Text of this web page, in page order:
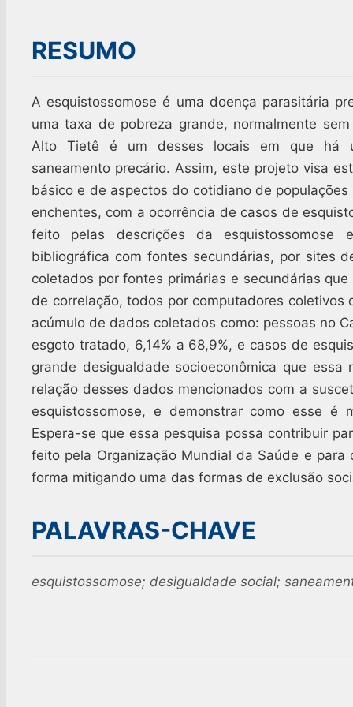
RESUMO
A esquistossomose é uma doença parasitária
uma taxa de pobreza grande, normalmente
Alto Tietê é um desses locais em que há
saneamento precário. Assim, este projeto visa
básico e de aspectos do cotidiano de
enchentes, com a ocorrência de casos de
feito pelas descrições da
bibliográfica com fontes secundárias, por sites
coletados por fontes primárias e secundárias
de correlação, todos por computadores coletivos
acúmulo de dados coletados como: pessoas no
esgoto tratado, 6,14% a 68,9%, e casos de
grande desigualdade socioeconômica que
relação desses dados mencionados com a
esquistossomose, e demonstrar como esse é
Espera-se que essa pesquisa possa contribuir
feito pela Organização Mundial da Saúde e
forma mitigando uma das formas de exclusão
PALAVRAS-CHAVE
esquistossomose; desigualdade social;